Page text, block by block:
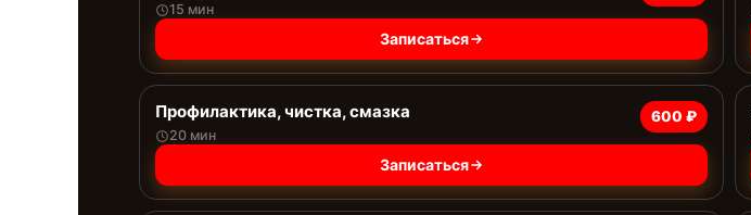
15 мин
Записаться
Профилактика, чистка, смазка
20 мин
600 ₽
Записаться